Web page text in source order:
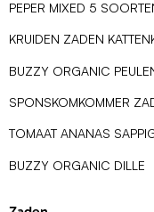
PEPER MIXED 5
KRUIDEN ZADEN
BUZZY ORGANIC
SPONSKOMKOMMER
TOMAAT ANANAS
BUZZY ORGANIC DILLE